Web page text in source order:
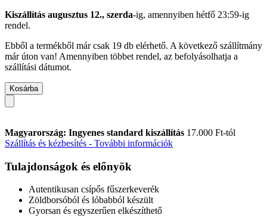
Kiszállítás augusztus 12., szerda-ig, amennyiben hétfő 23:59-ig
rendel.
Ebből a termékből már csak 19 db elérhető. A következő szállítmány
már úton van! Amennyiben többet rendel, az befolyásolhatja a
szállítási dátumot.
Kosárba
Magyarország: Ingyenes standard kiszállítás 17.000 Ft-tól
Szállítás és kézbesítés - További információk
Tulajdonságok és előnyök
Autentikusan csípős fűszerkeverék
Zöldborsóból és lóbabból készült
Gyorsan és egyszerűen elkészíthető